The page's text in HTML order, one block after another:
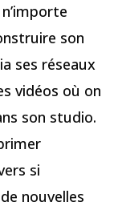
son
ses réseaux
vidéos où on
son studio.
si
nouvelles